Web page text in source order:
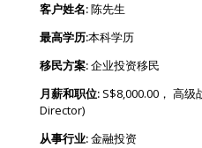
客户姓名:陈先生
最高学历:本科学历
移民方案:企业投资移民
月薪和职位: S$8,000.00， 高
Director)
从事行业:金融投资